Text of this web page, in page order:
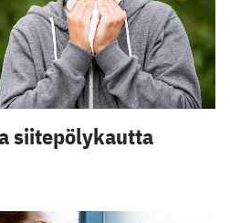
siitepölykautta